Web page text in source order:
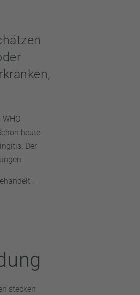
heute
Der
–
stecken